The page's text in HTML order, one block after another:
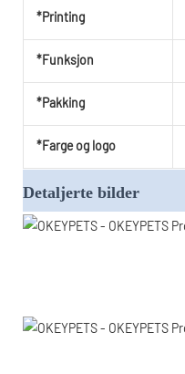
*Printing
*Funksjon
*Pakking
*Farge og logo
Detaljerte bilder